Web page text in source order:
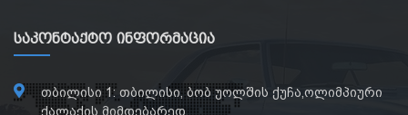
Საკონტაქტო Ინფორმაცია
თბილისი 1: თბილისი, ბობ უოლშის ქუჩა,ოლიმპიური
ქალაქის მიმდებარედ.